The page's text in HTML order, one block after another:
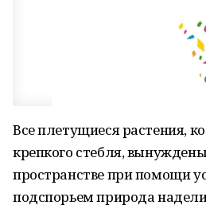
Все плетущиеся растения,
крепкого стебля,
пространстве при помощи
подспорьем природа